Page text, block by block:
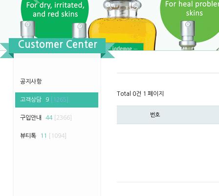
Customer Center
공지사항
고객상담 9 [1265]
구입안내 44 [2366]
뷰티톡 11 [1094]
Total 0건 1 페이지
번호